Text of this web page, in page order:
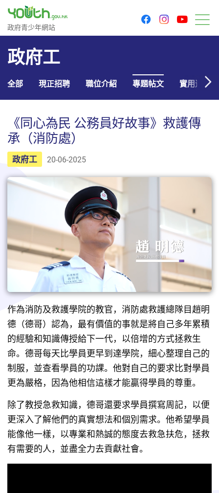
政府青少年網站
政府青少年網站
facebookinstagram
政府工
全部 現正招聘 職位介紹 專題帖文 實用連結
《同心為民 公務員好故事》救護傳
承（消防處）
政府工 20-06-2025
作為消防及救護學院的教官，消防處救護總隊目趙明
德（德哥）認為，最有價值的事就是將自己多年累積
的經驗和知識傳授給下一代，以倍增的方式拯救生
命。德哥每天比學員更早到達學院，細心整理自己的
制服，並查看學員的功課。他對自己的要求比對學員
更為嚴格，因為他相信這樣才能贏得學員的尊重。
除了教授急救知識，德哥還要求學員撰寫周記，以便
更深入了解他們的真實想法和個別需求。他希望學員
能像他一樣，以專業和熱誠的態度去救急扶危，拯救
有需要的人，並盡全力去貢獻社會。